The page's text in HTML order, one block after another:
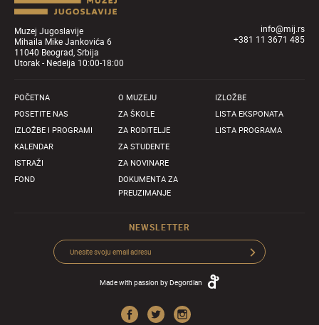
Muzej Jugoslavije
Mihaila Mike Jankovića 6
11040 Beograd, Srbija
Utorak - Nedelja 10:00-18:00
info@mij.rs
+381 11 3671 485
POČETNA
POSETITE NAS
IZLOŽBE I PROGRAMI
KALENDAR
ISTRAŽI
FOND
O MUZEJU
ZA ŠKOLE
ZA RODITELJE
ZA STUDENTE
ZA NOVINARE
DOKUMENTA ZA
PREUZIMANJE
IZLOŽBE
LISTA EKSPONATA
LISTA PROGRAMA
NEWSLETTER
Made with passion byDegordian